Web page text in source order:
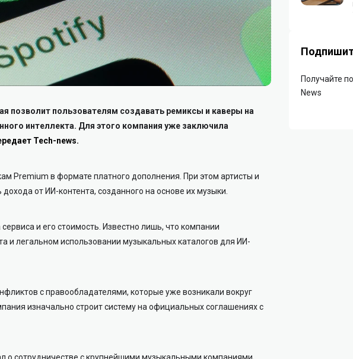
позволит пользователям создавать ремиксы и каверы на
интеллекта. Для этого компания уже заключила
Tech-news.
Premium в формате платного дополнения. При этом артисты и
от ИИ-контента, созданного на основе их музыки.
и его стоимость. Известно лишь, что компании
и легальном использовании музыкальных каталогов для ИИ-
с правообладателями, которые уже возникали вокруг
изначально строит систему на официальных соглашениях с
Получайте
News